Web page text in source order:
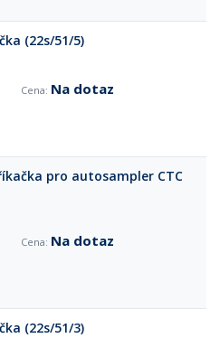
(22s/51/5)
Na dotaz
pro autosampler CTC
Na dotaz
(22s/51/3)